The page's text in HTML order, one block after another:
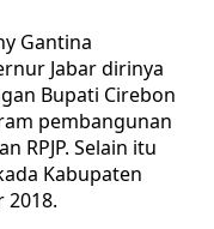
Gantina
Jabar dirinya
Bupati Cirebon
pembangunan
RPJP. Selain itu
Kabupaten
2018.